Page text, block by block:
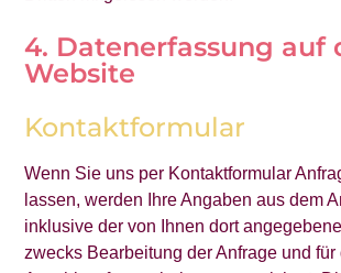
4. Datenerfassung auf
Website
Kontaktformular
Wenn Sie uns per Kontaktformular
lassen, werden Ihre Angaben aus dem
inklusive der von Ihnen dort
zwecks Bearbeitung der Anfrage und für